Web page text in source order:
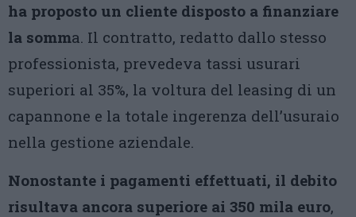
ha proposto un cliente disposto a finanziare
la somma. Il contratto, redatto dallo stesso
professionista, prevedeva tassi usurari
superiori al 35%, la voltura del leasing di un
capannone e la totale ingerenza dell’usuraio
nella gestione aziendale.
Nonostante i pagamenti effettuati, il debito
risultava ancora superiore ai 350 mila euro,